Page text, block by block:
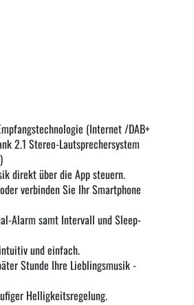
(Internet /DAB+
2.1 Stereo-Lautsprechersystem
direkt über die App steuern.
verbinden Sie Ihr Smartphone
Alarm samt Intervall und Sleep-
und einfach.
Stunde Ihre Lieblingsmusik -
Helligkeitsregelung.